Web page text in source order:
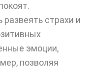
страхи и
эмоции,
позволяя